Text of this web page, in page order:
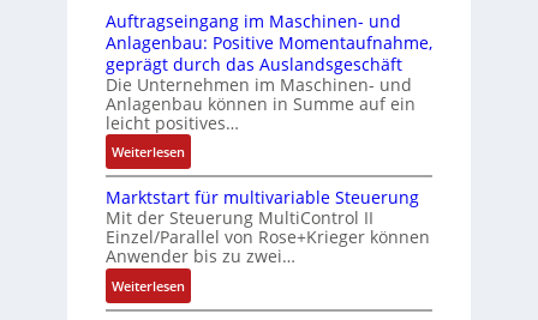
s
c
h
f
l
e
x
i
b
e
l
f
ü
i
n
e
n
4
G
u
n
d
5
G
a
u
Z
e
r
t
i
i
e
r
n
u
c
k
a
u
s
g
l
e
i
c
h
s
Auftragseingang im Maschinen- und
Anlagenbau: Positive Momentaufnahme,
geprägt durch das Auslandsgeschäft
Die Unternehmen im Maschinen- und
Anlagenbau können in Summe auf ein
leicht positives…
Weiterlesen:
A
u
f
t
r
a
g
Marktstart für multivariable Steuerung
Mit der Steuerung MultiControl II
Einzel/Parallel von Rose+Krieger können
Anwender bis zu zwei…
Weiterlesen:
M